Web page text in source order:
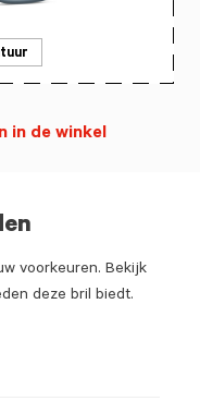
voorkeuren. Bekijk
deze bril biedt.
in de winkel